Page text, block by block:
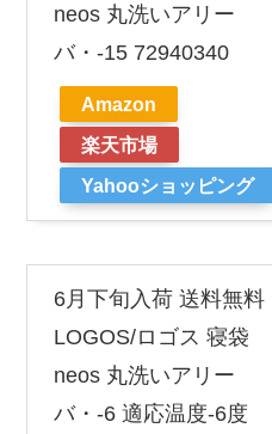
neos 丸洗いアリー
バ・-15 72940340
Amazon
楽天市場
Yahooショッピング
6月下旬入荷 送料無料
LOGOS/ロゴス 寝袋
neos 丸洗いアリー
バ・-6 適応温度-6度